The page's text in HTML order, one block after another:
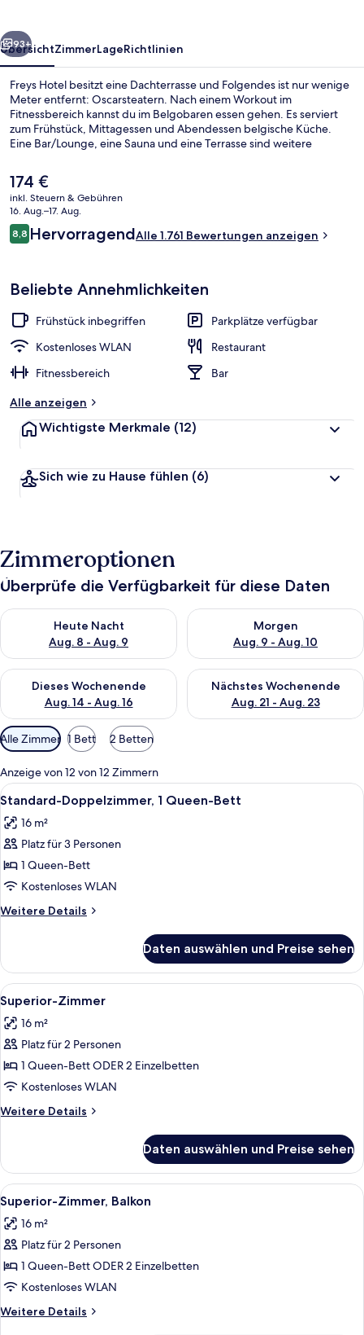
Weiter
93+
ÜbersichtZimmerLageRichtlinien
Freys Hotel besitzt eine Dachterrasse und Folgendes ist nur wenige
Meter entfernt: Oscarsteatern. Nach einem Workout im
Fitnessbereich kannst du im Belgobaren essen gehen. Es serviert
zum Frühstück, Mittagessen und Abendessen belgische Küche.
Eine Bar/Lounge, eine Sauna und eine Terrasse sind weitere
und das Frühstück sehr gut. Die Unterkunft ist nur einen kurzen
Fußmarsch von den öffentlichen Verkehrsmitteln entfernt: Bis zur U-
Bahn sind es wenige Schritte (Zentrale Umsteigestelle T-Centralen)
bzw. 6 Minuten (T-Bahn-Station Hötorget).
Der
aktuelle
Preis
beträgt
174 €.
174 €
inkl. Steuern & Gebühren
16. Aug.–17. Aug.
Bewertungen
8,88,8 von 10.
HervorragendAlle 1.761 Bewertungen anzeigen
Beliebte Annehmlichkeiten
Frühstück inbegriffen
Parkplätze verfügbar
Kostenloses WLAN
Restaurant
Fitnessbereich
Bar
Alle anzeigen
Wichtigste Merkmale (12)
Sich wie zu Hause fühlen (6)
Zimmeroptionen
Überprüfe die Verfügbarkeit für diese Daten
Heute Nacht
Aug. 8 - Aug. 9
Überprüfe die Verfügbarkeit für heute Nacht, Aug. 8 - Aug. 9.
Morgen
Aug. 9 - Aug. 10
Überprüfe die Verfügbarkeit
Dieses Wochenende
Aug. 14 - Aug. 16
Überprüfe die Verfügbarkeit für dieses Wochenende, Aug. 14
Nächstes Wochenende
Aug. 21 - Aug. 23
Überprüfe die Verfügbarkeit
Verfügbare
Filter
für
Zimmer
Alle Zimmer 1 Bett 2 Betten
Anzeige von 12 von 12 Zimmern
Alle
Fotos
für
Standard-
Doppelzimmer,
1
Queen-
Bett
Ein Schlafzimmer mit einem Bett,
19
Standard-Doppelzimmer, 1 Queen-Bett
16 m²
Platz für 3 Personen
1 Queen-Bett
Kostenloses WLAN
Weitere Details
Weitere
Doppelzimmer,
Queen-
Bett
Daten auswählen und Preise sehen
Alle
Fotos
für
Superior-
Zimmer
anzeigen
Ein Schlafzimmer mit einem großen
10
Superior-Zimmer
16 m²
Platz für 2 Personen
1 Queen-Bett ODER 2 Einzelbetten
Kostenloses WLAN
Weitere Details
Weitere
Zimmer
Daten auswählen und Preise sehen
Alle
Fotos
für
Superior-
Zimmer,
Balkon
anzeigen
Ein geräumiges Schlafzimmer mit
10
Superior-Zimmer, Balkon
16 m²
Platz für 2 Personen
1 Queen-Bett ODER 2 Einzelbetten
Kostenloses WLAN
Weitere Details
Weitere